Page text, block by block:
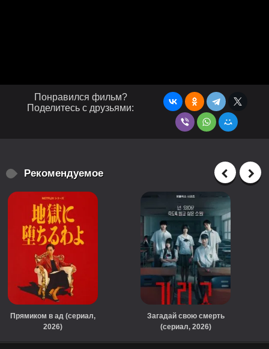
Понравился фильм?
Поделитесь с друзьями:
Рекомендуемое
Прямиком в ад (сериал,
2026)
Загадай свою смерть
(сериал, 2026)